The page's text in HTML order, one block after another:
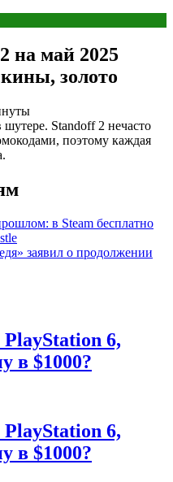
на май 2025
золото
Standoff 2 нечасто
поэтому каждая
в Steam бесплатно
заявил о продолжении
6,
в $1000?
6,
в $1000?